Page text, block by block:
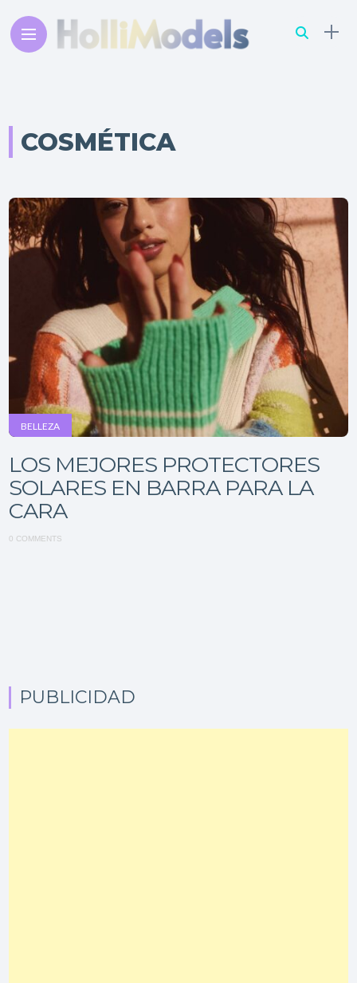
COSMÉTICA
BELLEZA
LOS MEJORES PROTECTORES
SOLARES EN BARRA PARA LA
CARA
0 COMMENTS
PUBLICIDAD